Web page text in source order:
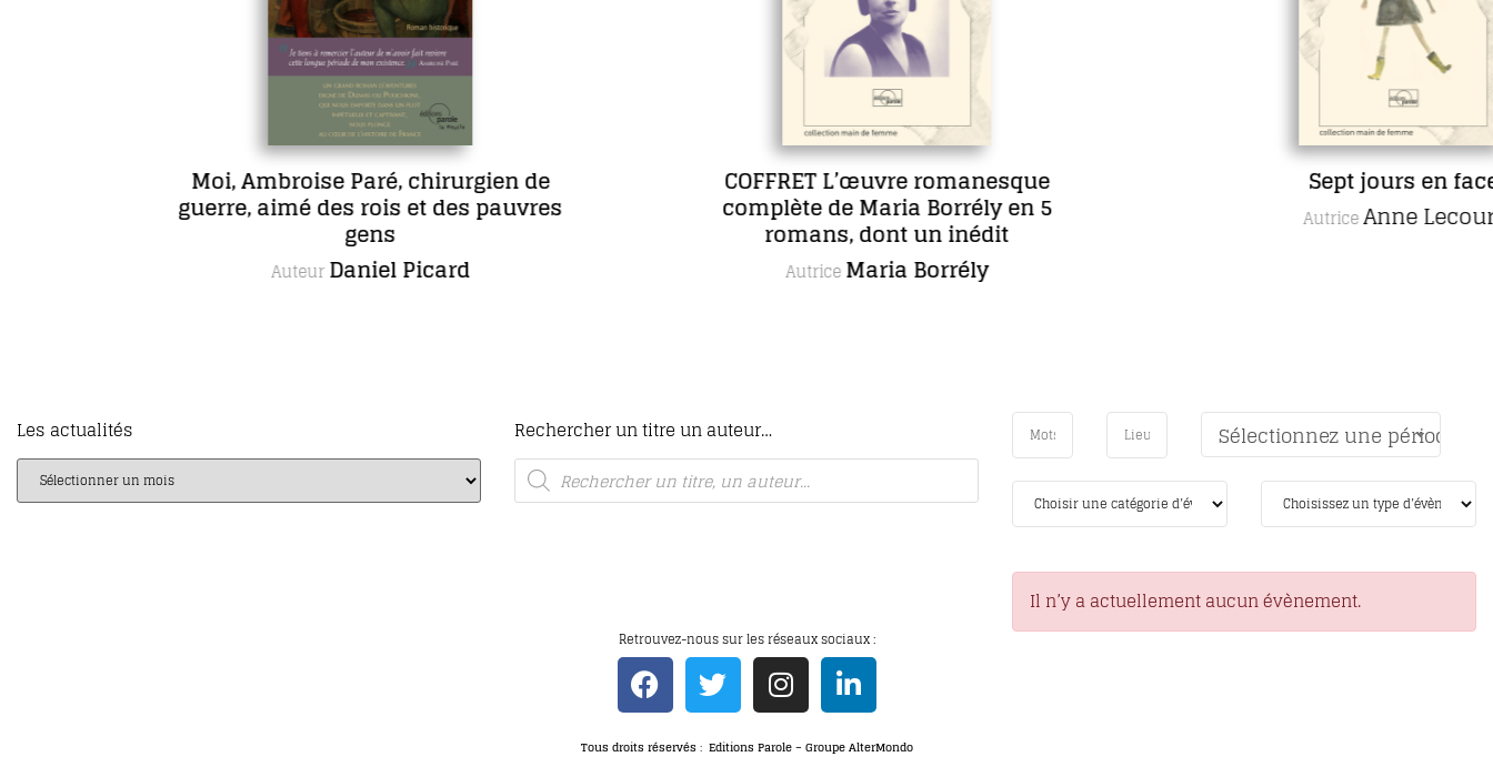
Moi, Ambroise Paré, chirurgien de
guerre, aimé des rois et des pauvres
Daniel Picard
COFFRET L’œuvre romanesque
complète de Maria Borrély en 5
romans, dont un inédit
Maria Borrély
Sept jours en face
Anne Lecourt
Les actualités Rechercher un titre un auteur… Sélectionnez une période
Il n’y a actuellement aucun évènement.
Retrouvez-nous sur les réseaux sociaux :
Tous droits réservés : Editions Parole – Groupe AlterMondo